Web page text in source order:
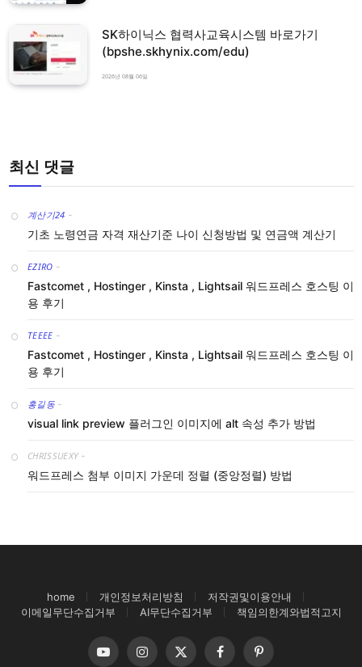
SK하이닉스 협력사교육시스템 바로가기
(bpshe.skhynix.com/edu)
2026년 08월 06일
최신 댓글
계산기24 -
기초 노령연금 자격 재산기준 나이 신청방법 및 연금액 계산기
EZIRO -
Fastcomet , Hostinger , Kinsta , Lightsail 워드프레스 호스팅 이
용 후기
TEEEE -
Fastcomet , Hostinger , Kinsta , Lightsail 워드프레스 호스팅 이
용 후기
홍길동 -
visual link preview 플러그인 이미지에 alt 속성 추가 방법
CHRISSUEXY -
워드프레스 첨부 이미지 가운데 정렬 (중앙정렬) 방법
home 개인정보처리방침
저작권및이용안내
이메일무단수집거부
AI무단수집거부 책임의한계와법적고지
YouTubeInstagram
X FacebookPinterest